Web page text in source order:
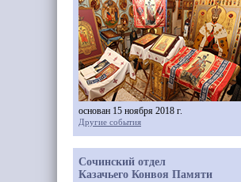
основан 15 ноября 2018 г.
Другие события
Сочинский отдел
Казачьего Конвоя Памяти